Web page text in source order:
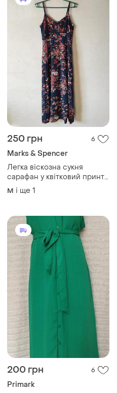
250 грн 6
Marks & Spencer
Легка віскозна сукня
сарафан у квітковий принт
marks & spencer indigo
collection розмір 12 / 40 /
M і ще 1
200 грн 6
Primark